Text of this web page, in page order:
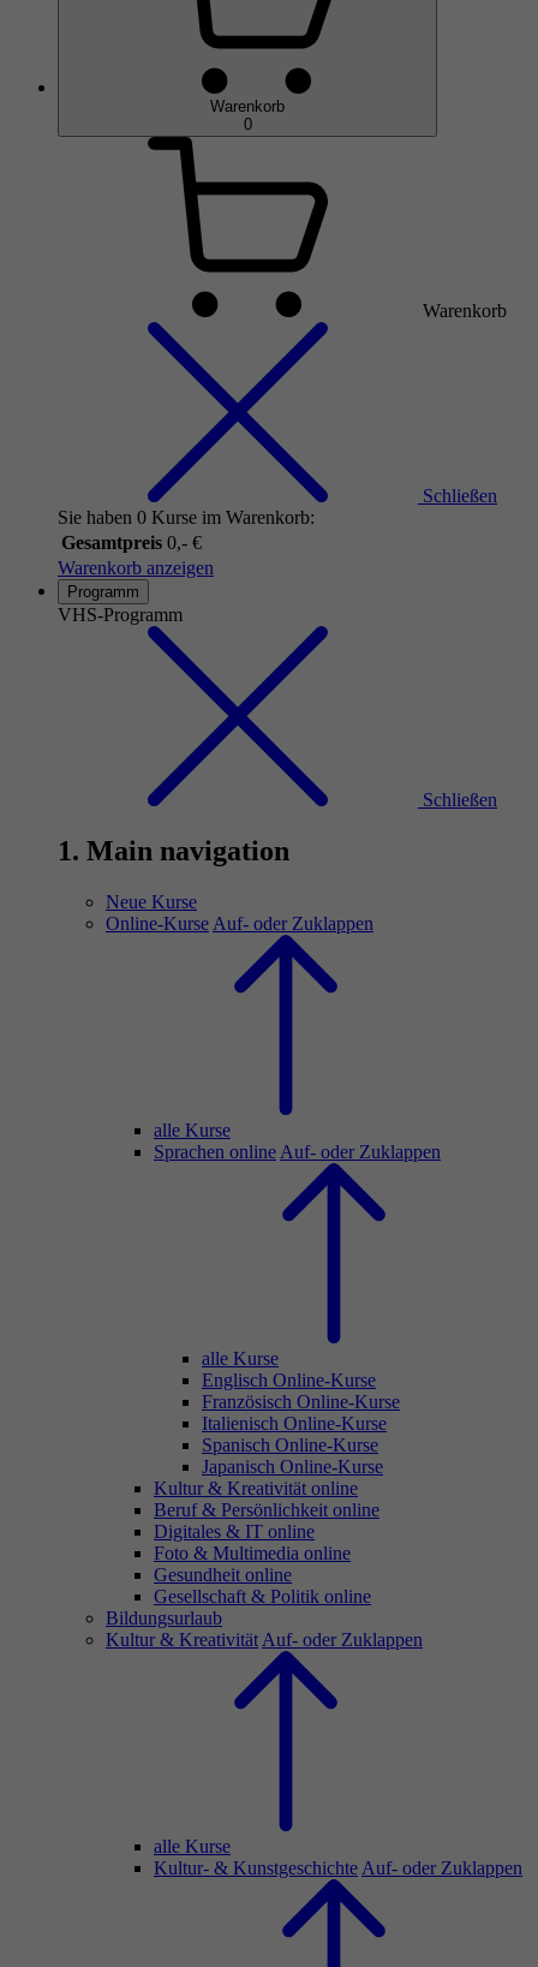
Warenkorb
0
Warenkorb
Schließen
Sie haben 0 Kurse im Warenkorb:
Gesamtpreis 0,- €
Warenkorb anzeigen
Programm
VHS-Programm
Schließen
1. Main navigation
Neue Kurse
Online-Kurse Auf- oder Zuklappen
alle Kurse
Sprachen online Auf- oder Zuklappen
alle Kurse
Englisch Online-Kurse
Französisch Online-Kurse
Italienisch Online-Kurse
Spanisch Online-Kurse
Japanisch Online-Kurse
Kultur & Kreativität online
Beruf & Persönlichkeit online
Digitales & IT online
Foto & Multimedia online
Gesundheit online
Gesellschaft & Politik online
Bildungsurlaub
Kultur & Kreativität Auf- oder Zuklappen
alle Kurse
Kultur- & Kunstgeschichte Auf- oder Zuklappen